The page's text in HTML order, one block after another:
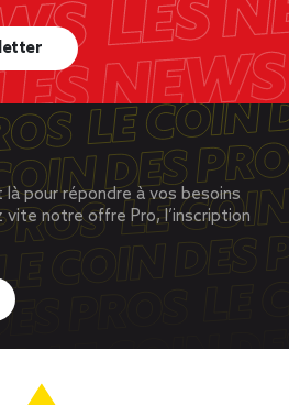
là pour répondre à vos besoins
notre offre Pro, l’inscription